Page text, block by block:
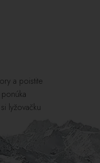
a poistite
lyžovačku